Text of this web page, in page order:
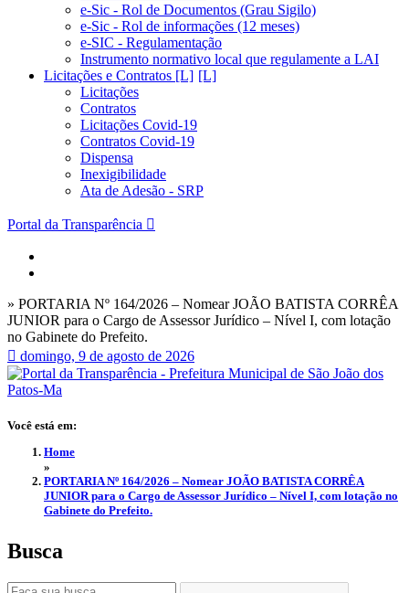
e-Sic - Rol de Documentos (Grau Sigilo)
e-Sic - Rol de informações (12 meses)
e-SIC - Regulamentação
Instrumento normativo local que regulamente a LAI
Licitações e Contratos [L]
Licitações
Contratos
Licitações Covid-19
Contratos Covid-19
Dispensa
Inexigibilidade
Ata de Adesão - SRP
Portal da Transparência
» PORTARIA Nº 164/2026 – Nomear JOÃO BATISTA CORRÊA
JUNIOR para o Cargo de Assessor Jurídico – Nível I, com lotação
no Gabinete do Prefeito.
domingo, 9 de agosto de 2026
Você está em:
Home
»
PORTARIA Nº 164/2026 – Nomear JOÃO BATISTA CORRÊA
JUNIOR para o Cargo de Assessor Jurídico – Nível I, com lotação no
Gabinete do Prefeito.
Busca